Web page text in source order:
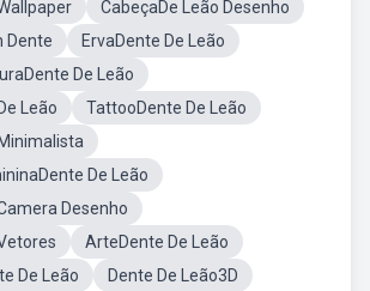
CabeçaDe Leão Desenho
Dente
ErvaDente De Leão
De Leão
Leão
TattooDente De Leão
De Leão
Desenho
ArteDente De Leão
De Leão
Dente De Leão3D